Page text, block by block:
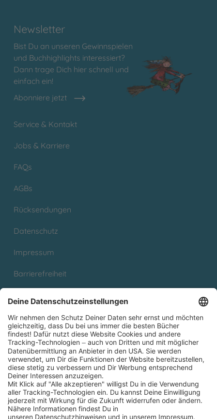
Newsletter
Bist Du an unseren Gewinnspielen
und Buchhighlights interessiert?
Dann trage Dich hier schnell und
einfach ein!
Abonniere jetzt
Service & Kontakt
Jobs & Karriere
FAQs
AGBs
Rücksendungen
Datenschutz
Impressum
Barrierefreiheit
Partnerprogramm (Affiliate)
Folge uns auf
* Versandkostenfrei ab 9,00 € Bestellwert innerhalb
Deutschlands